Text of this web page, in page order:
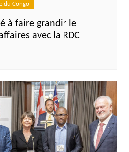
du Congo
à faire grandir le
avec la RDC